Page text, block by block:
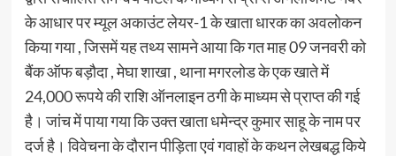
के आधार पर म्यूल अकाउंट लेयर-1 के खाता धारक का अवलोकन
किया गया , जिसमें यह तथ्य सामने आया कि गत माह 09 जनवरी को
बैंक ऑफ बड़ौदा , मेघा शाखा , थाना मगरलोड के एक खाते में
24,000 रूपये की राशि ऑनलाइन ठगी के माध्यम से प्राप्त की गई
है। जांच में पाया गया कि उक्त खाता धमेन्द्र कुमार साहू के नाम पर
दर्ज है। विवेचना के दौरान पीड़िता एवं गवाहों के कथन लेखबद्ध किये